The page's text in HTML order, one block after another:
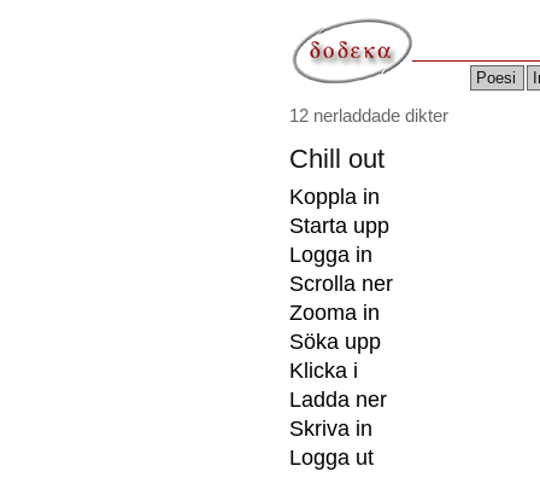
Poesi
12 nerladdade dikter
Chill out
Koppla in
Starta upp
Logga in
Scrolla ner
Zooma in
Söka upp
Klicka i
Ladda ner
Skriva in
Logga ut